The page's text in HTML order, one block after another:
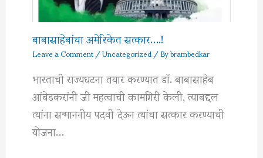
बाबासाहेबांचा अमेरिकेत सत्कार….!
Leave a Comment/Uncategorized/ Bybrambedkar
भारताची राज्यघटना तयार करण्यात डॉ. बाबासाहेब
आंबेडकरांनी जी महत्वाची कामगिरी केली, त्याबद्दल
त्यांना सन्माननीय पदवी देऊन त्यांचा सत्कार करण्याची
योजना…